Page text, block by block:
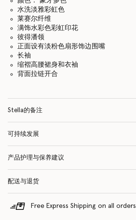
水洗淡雅彩虹色
莱赛尔纤维
满饰水彩色彩虹印花
彼得潘领
正面设有淡粉色扇形饰边围嘴
长袖
缩褶高腰裙身和衣袖
背面拉链开合
Stella的备注
可持续发展
产品护理与保养建议
配送与退货
Free Express Shipping on all orders